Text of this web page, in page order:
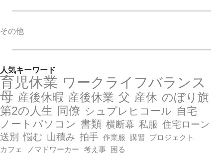
その他
人気キーワード
育児休業 ワークライフバランス
母 産後休暇 産後休業 父 産休 のぼり旗
第2の人生 同僚 シュプレヒコール 自宅
ノートパソコン 書類 横断幕 私服 住宅ローン
送別
悩む 山積み 拍手 作業服 講習
プロジェクト
カフェ
ノマドワーカー 考え事 困る